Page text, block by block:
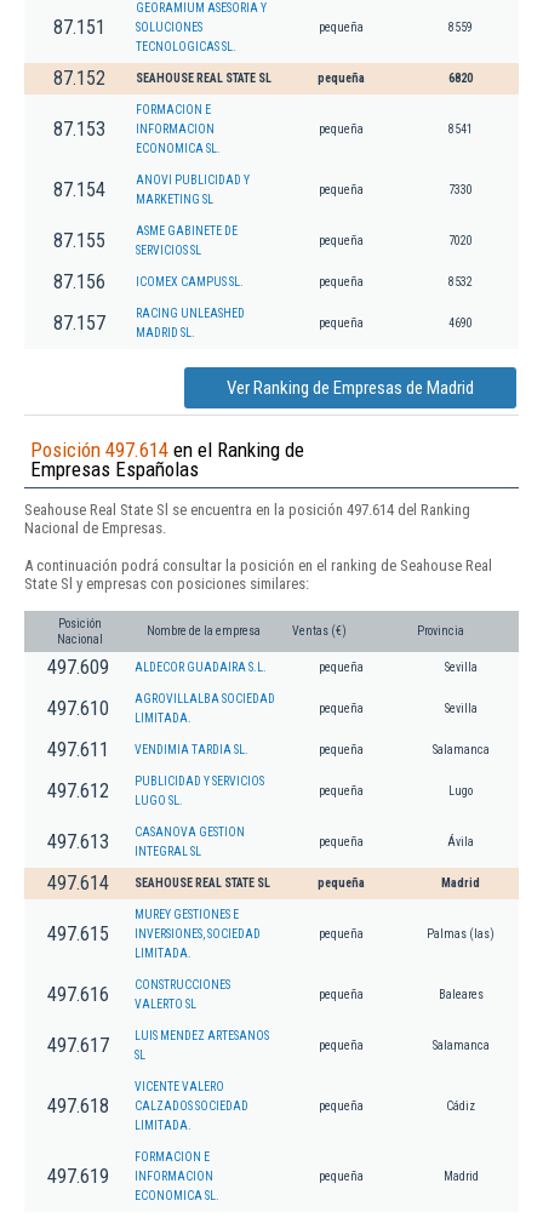
87.151
GEORAMIUM ASESORIA Y
SOLUCIONES
TECNOLOGICAS SL.
pequeña 8559
87.152 SEAHOUSE REAL STATE SL pequeña 6820
87.153
FORMACION E
INFORMACION
ECONOMICA SL.
pequeña 8541
87.154
ANOVI PUBLICIDAD Y
MARKETING SL
pequeña 7330
87.155
ASME GABINETE DE
SERVICIOS SL
pequeña 7020
87.156 ICOMEX CAMPUS SL. pequeña 8532
87.157
RACING UNLEASHED
MADRID SL.
pequeña 4690
Ver Ranking de Empresas de Madrid
Posición 497.614 en el Ranking de
Empresas Españolas
Seahouse Real State Sl se encuentra en la posición 497.614 del Ranking
Nacional de Empresas.
A continuación podrá consultar la posición en el ranking de Seahouse Real
State Sl y empresas con posiciones similares:
Posición
Nacional
Nombre de la empresa Ventas (€) Provincia
497.609 ALDECOR GUADAIRA S.L. pequeña Sevilla
497.610
AGROVILLALBA SOCIEDAD
LIMITADA.
pequeña Sevilla
497.611 VENDIMIA TARDIA SL. pequeña Salamanca
497.612
PUBLICIDAD Y SERVICIOS
LUGO SL.
pequeña Lugo
497.613
CASANOVA GESTION
INTEGRAL SL
pequeña Ávila
497.614 SEAHOUSE REAL STATE SL pequeña Madrid
497.615
MUREY GESTIONES E
INVERSIONES, SOCIEDAD
LIMITADA.
pequeña Palmas (las)
497.616
CONSTRUCCIONES
VALERTO SL
pequeña Baleares
497.617
LUIS MENDEZ ARTESANOS
SL
pequeña Salamanca
497.618
VICENTE VALERO
CALZADOS SOCIEDAD
LIMITADA.
pequeña Cádiz
497.619
FORMACION E
INFORMACION
ECONOMICA SL.
pequeña Madrid